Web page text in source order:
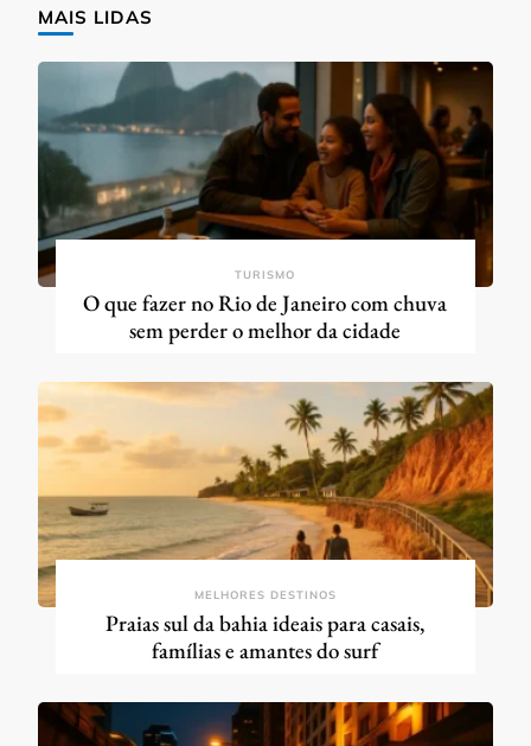
MAIS LIDAS
TURISMO
O que fazer no Rio de Janeiro com chuva
sem perder o melhor da cidade
MELHORES DESTINOS
Praias sul da bahia ideais para casais,
famílias e amantes do surf